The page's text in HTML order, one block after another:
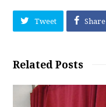
Tweet Share
Related Posts